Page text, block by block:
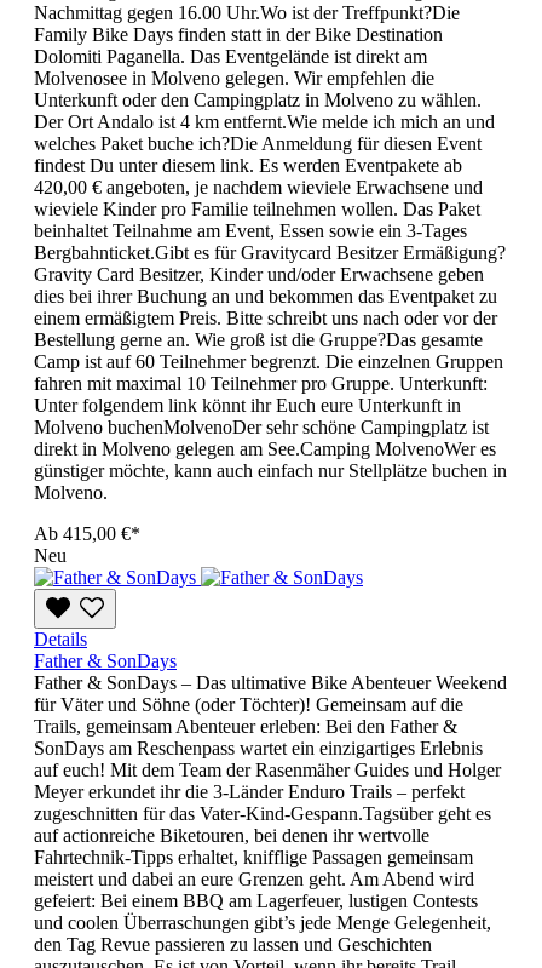
Nachmittag gegen 16.00 Uhr.Wo ist der Treffpunkt?Die
Family Bike Days finden statt in der Bike Destination
Dolomiti Paganella. Das Eventgelände ist direkt am
Molvenosee in Molveno gelegen. Wir empfehlen die
Unterkunft oder den Campingplatz in Molveno zu wählen.
Der Ort Andalo ist 4 km entfernt.Wie melde ich mich an und
welches Paket buche ich?Die Anmeldung für diesen Event
findest Du unter diesem link. Es werden Eventpakete ab
420,00 € angeboten, je nachdem wieviele Erwachsene und
wieviele Kinder pro Familie teilnehmen wollen. Das Paket
beinhaltet Teilnahme am Event, Essen sowie ein 3-Tages
Bergbahnticket.Gibt es für Gravitycard Besitzer Ermäßigung?
Gravity Card Besitzer, Kinder und/oder Erwachsene geben
dies bei ihrer Buchung an und bekommen das Eventpaket zu
einem ermäßigtem Preis. Bitte schreibt uns nach oder vor der
Bestellung gerne an. Wie groß ist die Gruppe?Das gesamte
Camp ist auf 60 Teilnehmer begrenzt. Die einzelnen Gruppen
fahren mit maximal 10 Teilnehmer pro Gruppe. Unterkunft:
Unter folgendem link könnt ihr Euch eure Unterkunft in
Molveno buchenMolvenoDer sehr schöne Campingplatz ist
direkt in Molveno gelegen am See.Camping MolvenoWer es
günstiger möchte, kann auch einfach nur Stellplätze buchen in
Molveno.
Ab 415,00 €*
Neu
Details
Father & SonDays
Father & SonDays – Das ultimative Bike Abenteuer Weekend
für Väter und Söhne (oder Töchter)! Gemeinsam auf die
Trails, gemeinsam Abenteuer erleben: Bei den Father &
SonDays am Reschenpass wartet ein einzigartiges Erlebnis
auf euch! Mit dem Team der Rasenmäher Guides und Holger
Meyer erkundet ihr die 3-Länder Enduro Trails – perfekt
zugeschnitten für das Vater-Kind-Gespann.Tagsüber geht es
auf actionreiche Biketouren, bei denen ihr wertvolle
Fahrtechnik-Tipps erhaltet, knifflige Passagen gemeinsam
meistert und dabei an eure Grenzen geht. Am Abend wird
gefeiert: Bei einem BBQ am Lagerfeuer, lustigen Contests
und coolen Überraschungen gibt’s jede Menge Gelegenheit,
den Tag Revue passieren zu lassen und Geschichten